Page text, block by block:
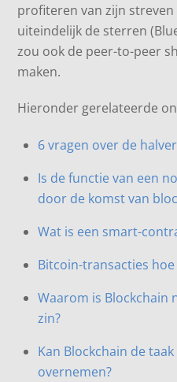
profiteren van zijn streven
uiteindelijk de sterren
zou ook de peer-to-peer
maken.
Hieronder gerelateerde
6 vragen over de
Is de functie van een
door de komst van
Wat is een smart-
Bitcoin-transacties
Waarom is Blockchain
zin?
Kan Blockchain de
overnemen?